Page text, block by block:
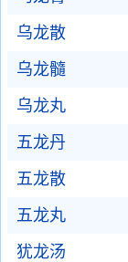
乌龙散
乌龙髓
乌龙丸
五龙丹
五龙散
五龙丸
犹龙汤